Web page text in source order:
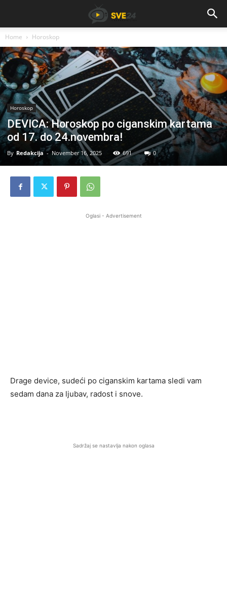
Home Horoskop
Horoskop
DEVICA: Horoskop po ciganskim kartama
od 17. do 24.novembra!
By Redakcija - November 16, 2025 691 0
Oglasi - Advertisement
Drage device, sudeći po ciganskim kartama sledi vam
sedam dana za ljubav, radost i snove.
Sadržaj se nastavlja nakon oglasa